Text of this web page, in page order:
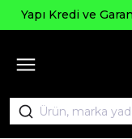
Yapı Kredi ve